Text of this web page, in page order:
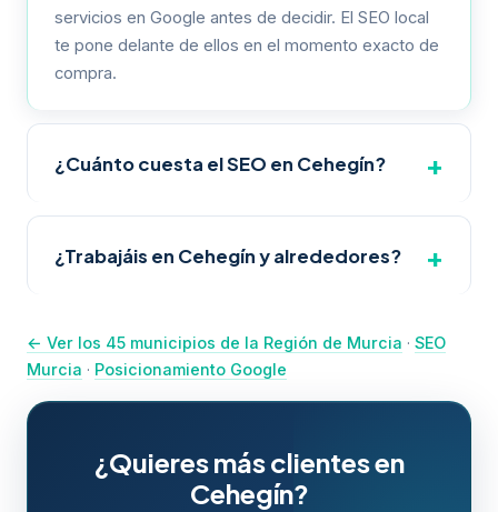
servicios en Google antes de decidir. El SEO local
te pone delante de ellos en el momento exacto de
compra.
¿Cuánto cuesta el SEO en Cehegín?
Depende del sector y competencia local.
500€/mes. Ofrecemos auditoría gratuita con
¿Trabajáis en Cehegín y alrededores?
cubrimos los 45 municipios de la Región de Murcia
con estrategias de SEO local personalizadas.
← Ver los 45 municipios de la Región de Murcia · SEO
Murcia · Posicionamiento Google
¿Quieres más clientes en
Cehegín?